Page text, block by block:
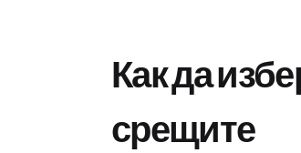
Как да
срещите